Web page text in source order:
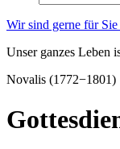
nach:
Wir sind gerne für
Unser ganzes Leben
Novalis (1772−1801)